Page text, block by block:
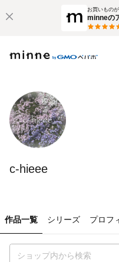
お買いもの
minneの
c-hieee
作品一覧 シリーズ プロフ